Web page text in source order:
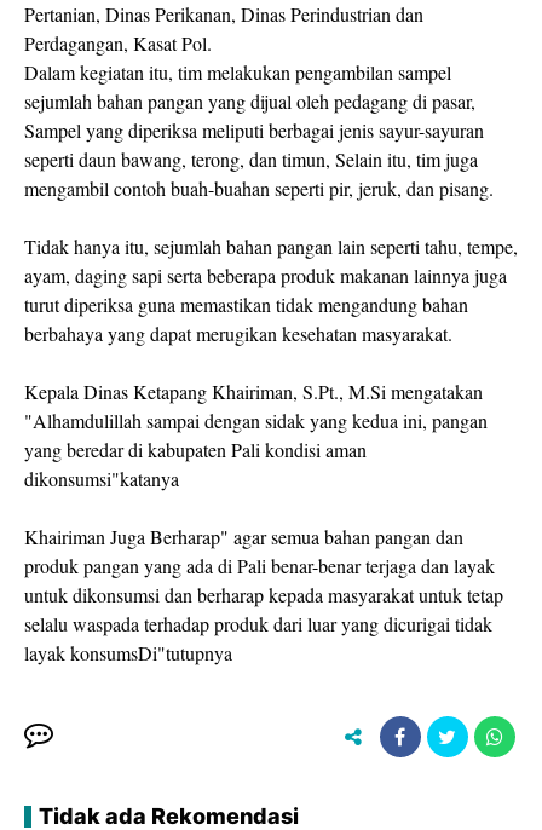
Pertanian, Dinas Perikanan, Dinas Perindustrian dan
Perdagangan, Kasat Pol.
Dalam kegiatan itu, tim melakukan pengambilan sampel
sejumlah bahan pangan yang dijual oleh pedagang di pasar,
Sampel yang diperiksa meliputi berbagai jenis sayur-sayuran
seperti daun bawang, terong, dan timun, Selain itu, tim juga
mengambil contoh buah-buahan seperti pir, jeruk, dan pisang.
Tidak hanya itu, sejumlah bahan pangan lain seperti tahu, tempe,
ayam, daging sapi serta beberapa produk makanan lainnya juga
turut diperiksa guna memastikan tidak mengandung bahan
berbahaya yang dapat merugikan kesehatan masyarakat.
Kepala Dinas Ketapang Khairiman, S.Pt., M.Si mengatakan
"Alhamdulillah sampai dengan sidak yang kedua ini, pangan
yang beredar di kabupaten Pali kondisi aman
dikonsumsi"katanya
Khairiman Juga Berharap" agar semua bahan pangan dan
produk pangan yang ada di Pali benar-benar terjaga dan layak
untuk dikonsumsi dan berharap kepada masyarakat untuk tetap
selalu waspada terhadap produk dari luar yang dicurigai tidak
layak konsumsDi"tutupnya
Tidak ada Rekomendasi